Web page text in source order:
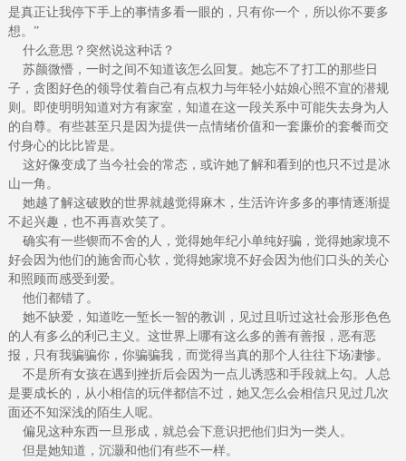
是真正让我停下手上的事情多看一眼的，只有你一个，所以你不要多
想。”
什么意思？突然说这种话？
苏颜微懵，一时之间不知道该怎么回复。她忘不了打工的那些日
子，贪图好色的领导仗着自己有点权力与年轻小姑娘心照不宣的潜规
则。即使明明知道对方有家室，知道在这一段关系中可能失去身为人
的自尊。有些甚至只是因为提供一点情绪价值和一套廉价的套餐而交
付身心的比比皆是。
这好像变成了当今社会的常态，或许她了解和看到的也只不过是冰
山一角。
她越了解这破败的世界就越觉得麻木，生活许许多多的事情逐渐提
不起兴趣，也不再喜欢笑了。
确实有一些锲而不舍的人，觉得她年纪小单纯好骗，觉得她家境不
好会因为他们的施舍而心软，觉得她家境不好会因为他们口头的关心
和照顾而感受到爱。
他们都错了。
她不缺爱，知道吃一堑长一智的教训，见过且听过这社会形形色色
的人有多么的利己主义。这世界上哪有这么多的善有善报，恶有恶
报，只有我骗骗你，你骗骗我，而觉得当真的那个人往往下场凄惨。
不是所有女孩在遇到挫折后会因为一点儿诱惑和手段就上勾。人总
是要成长的，从小相信的玩伴都信不过，她又怎么会相信只见过几次
面还不知深浅的陌生人呢。
偏见这种东西一旦形成，就总会下意识把他们归为一类人。
但是她知道，沉灏和他们有些不一样。